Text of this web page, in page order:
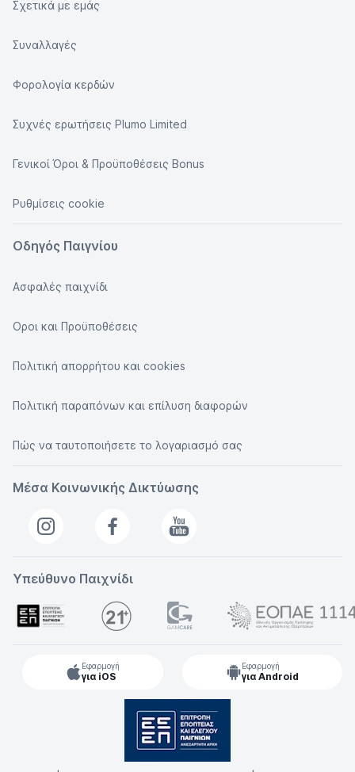
Σχετικά με εμάς
Συναλλαγές
Φορολογία κερδών
Συχνές ερωτήσεις Plumo Limited
Γενικοί Όροι & Προϋποθέσεις Bonus
Ρυθμίσεις cookie
Οδηγός Παιγνίου
Ασφαλές παιχνίδι
Οροι και Προϋποθέσεις
Πολιτική απορρήτου και cookies
Πολιτική παραπόνων και επίλυση διαφορών
Πώς να ταυτοποιήσετε το λογαριασμό σας
Μέσα Κοινωνικής Δικτύωσης
Υπεύθυνο Παιχνίδι
Εφαρμογή
για iOS
Εφαρμογή
για Android